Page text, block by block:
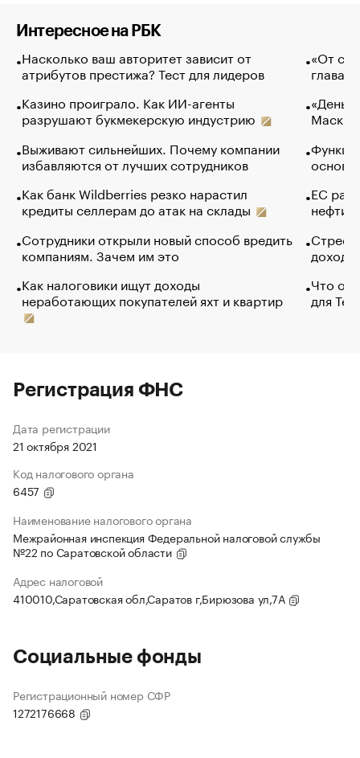
Интересное на РБК
Насколько ваш авторитет зависит от
атрибутов престижа? Тест для лидеров
Казино проиграло. Как ИИ-агенты
разрушают букмекерскую индустрию
Выживают сильнейших. Почему компании
избавляются от лучших сотрудников
Как банк Wildberries резко нарастил
кредиты селлерам до атак на склады
Сотрудники открыли новый способ вредить
компаниям. Зачем им это
Как налоговики ищут доходы
неработающих покупателей яхт и квартир
«От
глава
Маск в
основ
ЕС
нефти
Что
для
Регистрация ФНС
Дата регистрации
21 октября 2021
Код налогового органа
6457
Наименование налогового органа
Межрайонная инспекция Федеральной налоговой службы
№22 по Саратовской области
Адрес налоговой
410010,Саратовская обл,Саратов г,Бирюзова ул,7А
Социальные фонды
Регистрационный номер СФР
1272176668